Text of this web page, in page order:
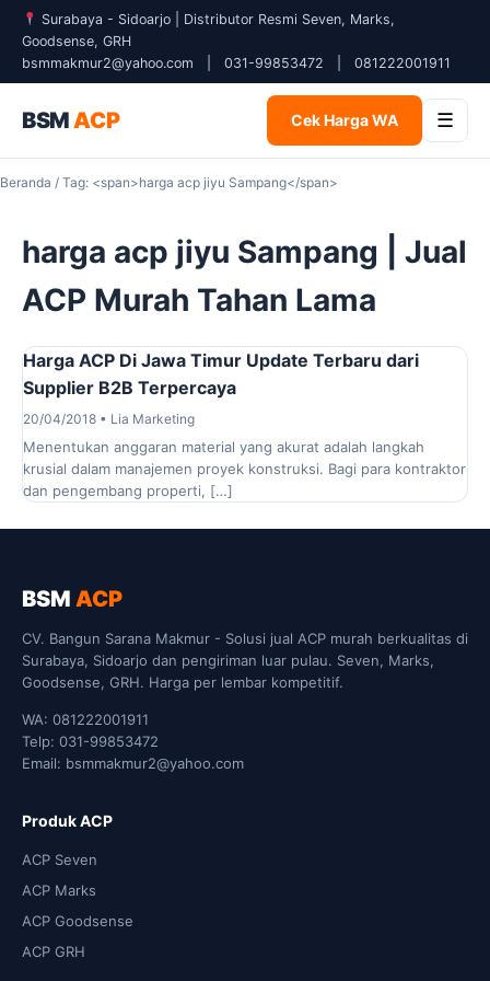
Surabaya - Sidoarjo | Distributor Resmi Seven, Marks,
Goodsense, GRH
bsmmakmur2@yahoo.com
031-99853472 081222001911
BSMACP Cek Harga WA ☰
Beranda / Tag: <span>harga acp jiyu Sampang</span>
harga acp jiyu Sampang | Jual
ACP Murah Tahan Lama
Harga ACP Di Jawa Timur Update Terbaru dari
Supplier B2B Terpercaya
20/04/2018 • Lia Marketing
Menentukan anggaran material yang akurat adalah langkah
krusial dalam manajemen proyek konstruksi. Bagi para kontraktor
dan pengembang properti, […]
BSM ACP
CV. Bangun Sarana Makmur - Solusi jual ACP murah berkualitas di
Surabaya, Sidoarjo dan pengiriman luar pulau. Seven, Marks,
Goodsense, GRH. Harga per lembar kompetitif.
WA: 081222001911
Telp: 031-99853472
Email: bsmmakmur2@yahoo.com
Produk ACP
ACP Seven
ACP Marks
ACP Goodsense
ACP GRH